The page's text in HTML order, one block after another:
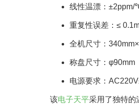
线性温漂：
重复性误差：≤
全机尺寸：
称盘尺寸：φ90mm
电源要求：
该电子天平采用了独特的